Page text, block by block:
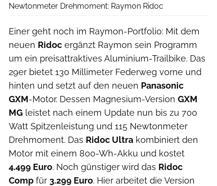
Newtonmeter Drehmoment: Raymon Ridoc
Einer geht noch im Raymon-Portfolio: Mit dem
neuen Ridoc ergänzt Raymon sein Programm
um ein preisattraktives Aluminium-Trailbike. Das
29er bietet 130 Millimeter Federweg vorne und
hinten und setzt auf den neuen Panasonic
GXM-Motor. Dessen Magnesium-Version GXM
MG leistet nach einem Update nun bis zu 700
Watt Spitzenleistung und 115 Newtonmeter
Drehmoment. Das Ridoc Ultra kombiniert den
Motor mit einem 800-Wh-Akku und kostet
4.499 Euro. Noch günstiger wird das Ridoc
Comp für 3.299 Euro. Hier arbeitet die Version